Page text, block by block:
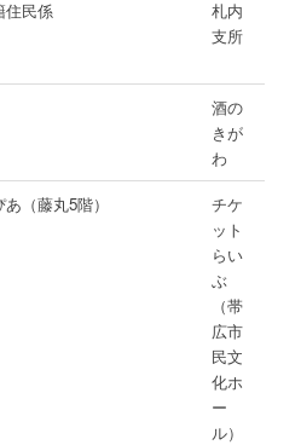
住民係
札内
支所
酒の
きが
わ
（藤丸5階）
チケ
ット
らい
ぶ
（帯
広市
民文
化ホ
ー
ル）